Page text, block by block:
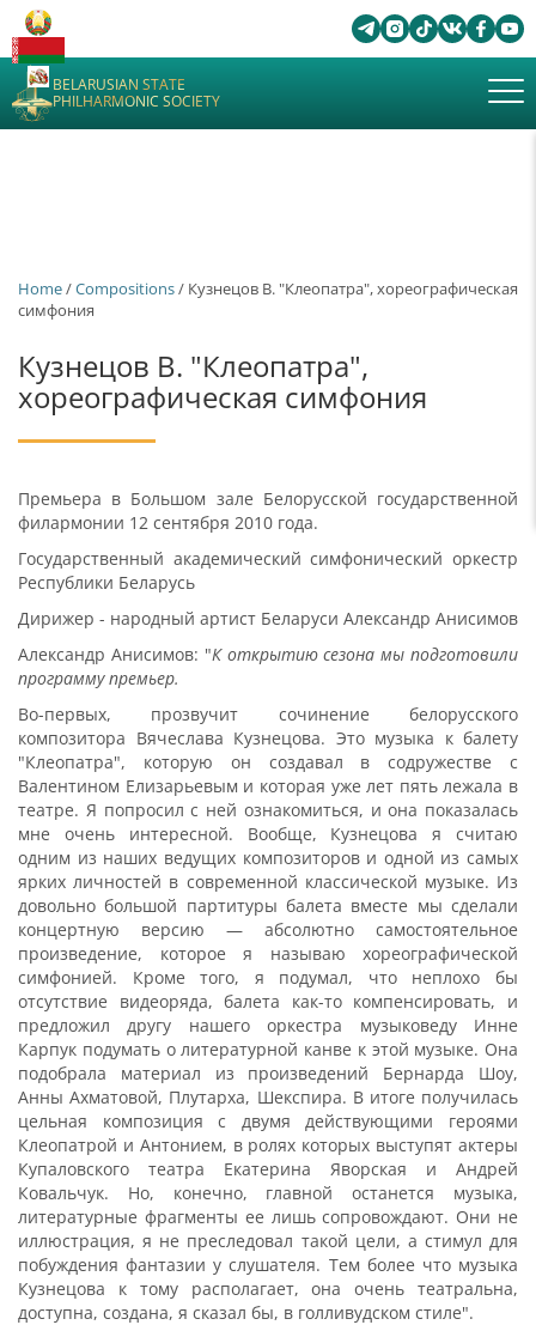
BELARUSIAN STATE
PHILHARMONIC SOCIETY
Home/Сompositions/ Кузнецов В. "Клеопатра", хореографическая
симфония
Кузнецов В. "Клеопатра",
хореографическая симфония
Премьера в Большом зале Белорусской государственной
филармонии 12 сентября 2010 года.
Государственный академический симфонический оркестр
Республики Беларусь
Дирижер - народный артист Беларуси Александр Анисимов
Александр Анисимов: "К открытию сезона мы подготовили
программу премьер.
Во-первых, прозвучит сочинение белорусского
композитора Вячеслава Кузнецова. Это музыка к балету
"Клеопатра", которую он создавал в содружестве с
Валентином Елизарьевым и которая уже лет пять лежала в
театре. Я попросил с ней ознакомиться, и она показалась
мне очень интересной. Вообще, Кузнецова я считаю
одним из наших ведущих композиторов и одной из самых
ярких личностей в современной классической музыке. Из
довольно большой партитуры балета вместе мы сделали
концертную версию — абсолютно самостоятельное
произведение, которое я называю хореографической
симфонией. Кроме того, я подумал, что неплохо бы
отсутствие видеоряда, балета как-то компенсировать, и
предложил другу нашего оркестра музыковеду Инне
Карпук подумать о литературной канве к этой музыке. Она
подобрала материал из произведений Бернарда Шоу,
Анны Ахматовой, Плутарха, Шекспира. В итоге получилась
цельная композиция с двумя действующими героями
Клеопатрой и Антонием, в ролях которых выступят актеры
Купаловского театра Екатерина Яворская и Андрей
Ковальчук. Но, конечно, главной останется музыка,
литературные фрагменты ее лишь сопровождают. Они не
иллюстрация, я не преследовал такой цели, а стимул для
побуждения фантазии у слушателя. Тем более что музыка
Кузнецова к тому располагает, она очень театральна,
доступна, создана, я сказал бы, в голливудском стиле".